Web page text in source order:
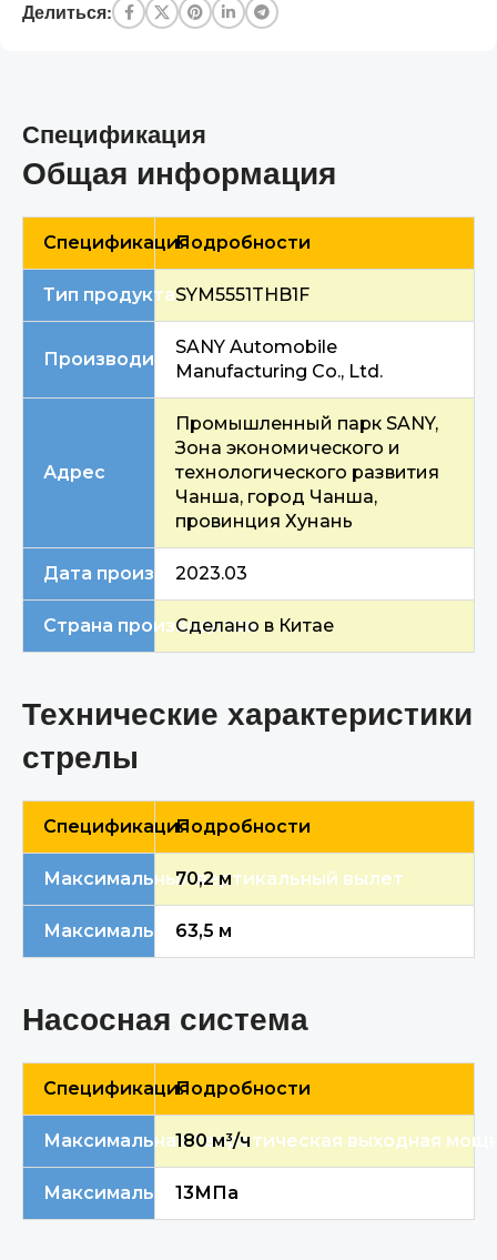
A
Делиться:
Спецификация
Общая информация
СпецификацияПодробности
Тип продуктаSYM5551THB1F
Производитель
SANY Automobile
Manufacturing Co., Ltd.
Адрес
Промышленный парк SANY,
Зона экономического и
технологического развития
Чанша, город Чанша,
провинция Хунань
Дата производства
2023.03
Страна производстваСделано в Китае
Технические характеристики
стрелы
СпецификацияПодробности
Максимальный вертикальный вылет
70,2 м
Максимальный горизонтальный вылет
63,5 м
Насосная система
СпецификацияПодробности
Максимальная теоретическая выходная
180 м³/ч
Максимальное теоретическое давление
13МПа